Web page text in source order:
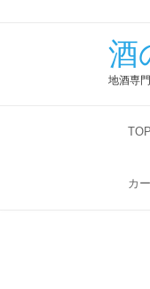
酒
地酒専
TOP
カ